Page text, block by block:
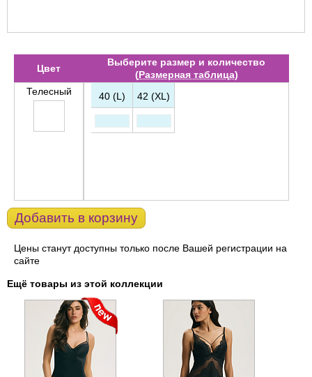
Цвет
Выберите размер и количество
(Размерная таблица)
Телесный
40 (L) 42 (XL)
Добавить в корзину
Цены станут доступны только после Вашей регистрации на
сайте
Ещё товары из этой коллекции